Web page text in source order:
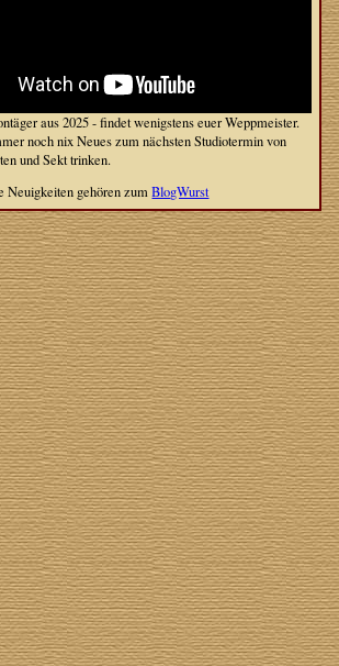
aus 2025 - findet wenigstens euer Weppmeister.
noch nix Neues zum nächsten Studiotermin von
und Sekt trinken.
Neuigkeiten gehören zumBlogWurst